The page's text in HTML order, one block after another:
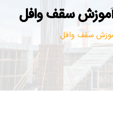
سقف وافل
سقف وافل